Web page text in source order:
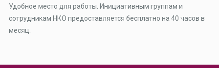
Удобное место для работы. Инициативным группам и
сотрудникам НКО предоставляется бесплатно на 40 часов в
месяц.